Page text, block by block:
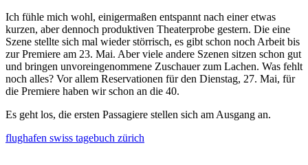
Ich fühle mich wohl, einigermaßen entspannt nach einer etwas
kurzen, aber dennoch produktiven Theaterprobe gestern. Die eine
Szene stellte sich mal wieder störrisch, es gibt schon noch Arbeit bis
zur Premiere am 23. Mai. Aber viele andere Szenen sitzen schon gut
und bringen unvoreingenommene Zuschauer zum Lachen. Was fehlt
noch alles? Vor allem Reservationen für den Dienstag, 27. Mai, für
die Premiere haben wir schon an die 40.
Es geht los, die ersten Passagiere stellen sich am Ausgang an.
flughafen swiss tagebuch zürich